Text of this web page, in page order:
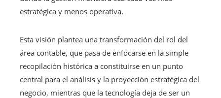
estratégica y menos operativa.
Esta visión plantea una transformación del rol del
área contable, que pasa de enfocarse en la simple
recopilación histórica a constituirse en un punto
central para el análisis y la proyección estratégica del
negocio, mientras que la tecnología deja de ser un